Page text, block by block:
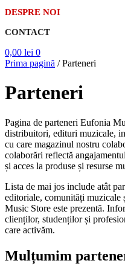
DESPRE NOI
CONTACT
0,00 lei 0
Prima pagină /Parteneri
Parteneri
Pagina de parteneri Eufonia
distribuitori, edituri muzicale,
cu care magazinul nostru
colaborări reflectă
și acces la produse și resurse
Lista de mai jos include atât
editoriale, comunități muzicale
Music Store este prezentă.
clienților, studenților și
care activăm.
Mulțumim